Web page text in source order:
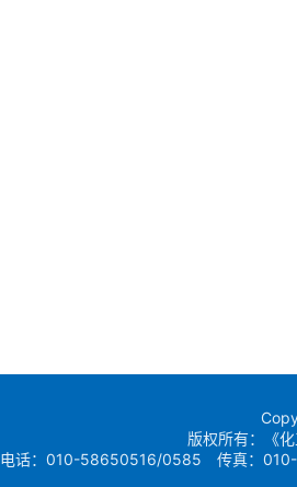
版权所有：《
电话：010-58650516/0585 传真：